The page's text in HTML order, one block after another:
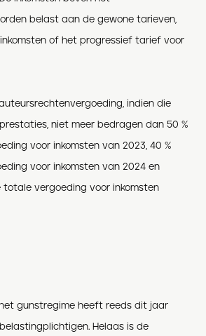
belast aan de gewone tarieven,
inkomsten of het progressief tarief voor
, indien die
, niet meer bedragen dan 50 %
voor inkomsten van 2023, 40 %
voor inkomsten van 2024 en
totale vergoeding voor inkomsten
gunstregime heeft reeds dit jaar
. Helaas is de